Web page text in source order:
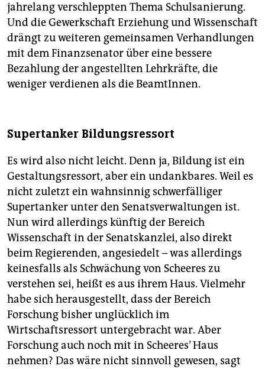
jahrelang verschleppten Thema Schulsanierung.
Und die Gewerkschaft Erziehung und Wissenschaft
drängt zu weiteren gemeinsamen Verhandlungen
mit dem Finanzsenator über eine bessere
Bezahlung der angestellten Lehrkräfte, die
weniger verdienen als die BeamtInnen.
Supertanker Bildungsressort
Es wird also nicht leicht. Denn ja, Bildung ist ein
Gestaltungsressort, aber ein undankbares. Weil es
nicht zuletzt ein wahnsinnig schwerfälliger
Supertanker unter den Senatsverwaltungen ist.
Nun wird allerdings künftig der Bereich
Wissenschaft in der Senatskanzlei, also direkt
beim Regierenden, angesiedelt – was allerdings
keinesfalls als Schwächung von Scheeres zu
verstehen sei, heißt es aus ihrem Haus. Vielmehr
habe sich herausgestellt, dass der Bereich
Forschung bisher unglücklich im
Wirtschaftsressort untergebracht war. Aber
Forschung auch noch mit in Scheeres’ Haus
nehmen? Das wäre nicht sinnvoll gewesen, sagt